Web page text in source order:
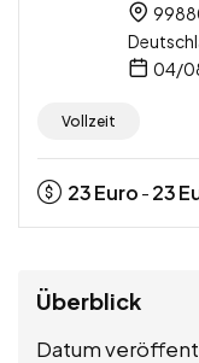
04/
Vollzeit
23Euro - 23
Überblick
Datum